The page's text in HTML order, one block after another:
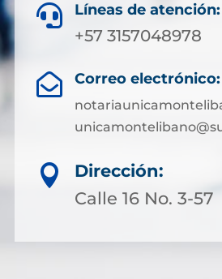
 Líneas de atención:
+57 3157048978
 Correo electrónico:

Dirección:
Calle 16 No. 3-57